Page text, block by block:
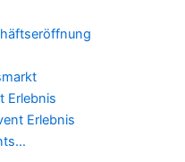
Erlebnis
Erlebnis